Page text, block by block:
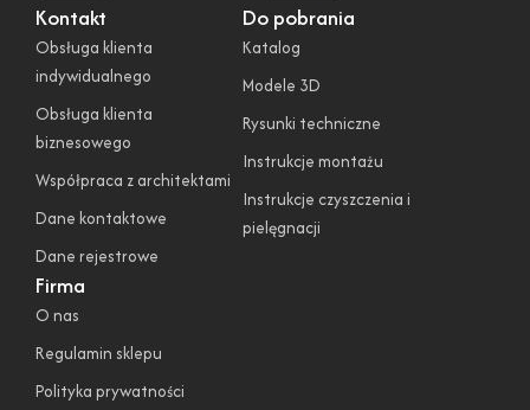
Firma
O nas
Regulamin sklepu
Polityka prywatności
Kontakt
Obsługa klienta
indywidualnego
Obsługa klienta
biznesowego
Współpraca z architektami
Dane kontaktowe
Dane rejestrowe
Do pobrania
Katalog
Modele 3D
Rysunki techniczne
Instrukcje montażu
Instrukcje czyszczenia i
pielęgnacji